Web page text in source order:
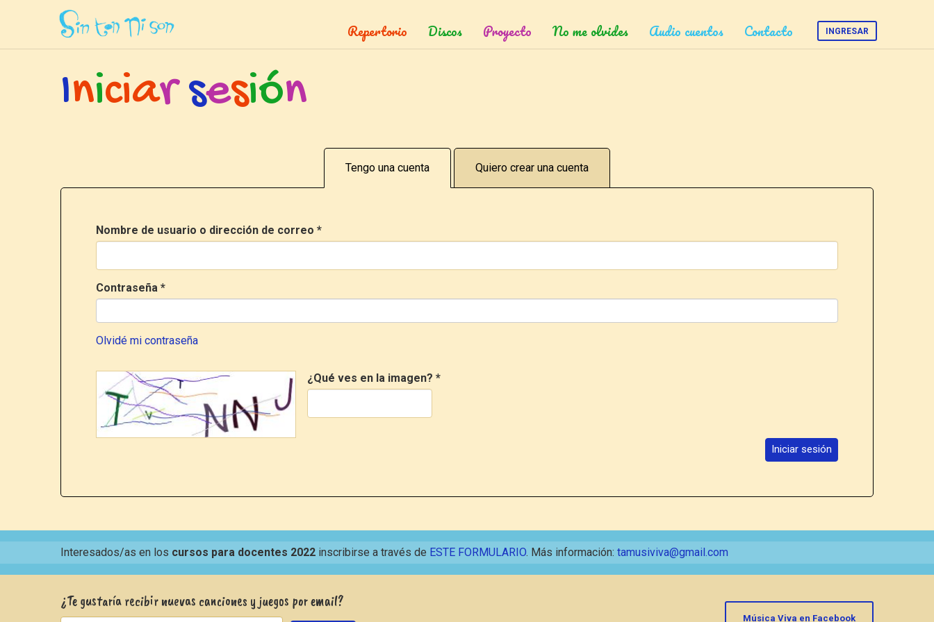
Repertorio Discos Proyecto No me olvides Audio cuentos Contacto INGRESAR
Inicio » Ingresar
Iniciar sesión
Tengo una cuenta Quiero crear una cuenta
Nombre de usuario o dirección de correo *
Contraseña *
Olvidé mi contraseña
¿Qué ves en la imagen? *
Iniciar sesión
Interesados/as en los cursos para docentes 2022 inscribirse a través de ESTE FORMULARIO. Más información: tamusiviva@gmail.com
¿Te gustaría recibir nuevas canciones y juegos por email?
Música Viva en Facebook